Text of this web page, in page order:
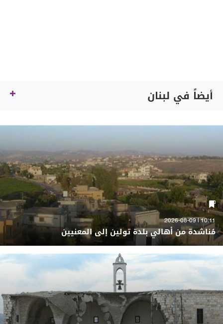
أيضاً في لبنان
10:11 | 2026-08-09
مُناشدة من أهالي بلدة تولين إلى المعنيين